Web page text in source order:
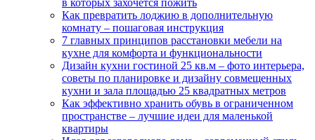
в которых захочется пожить
Как превратить лоджию в дополнительную
комнату – пошаговая инструкция
7 главных принципов расстановки мебели на
кухне для комфорта и функциональности
Дизайн кухни гостиной 25 кв.м – фото интерьера,
советы по планировке и дизайну совмещенных
кухни и зала площадью 25 квадратных метров
Как эффективно хранить обувь в ограниченном
пространстве – лучшие идеи для маленькой
квартиры